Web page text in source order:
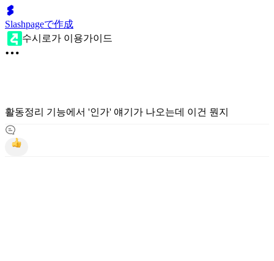
Slashpageで作成
수시로가 이용가이드
활동정리 기능에서 '인가' 얘기가 나오는데 이건 뭔지